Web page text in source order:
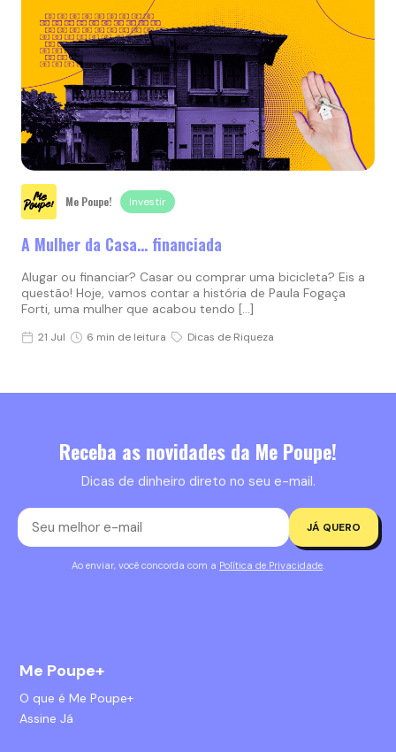
Me Poupe! Investir
A Mulher da Casa… financiada
Alugar ou financiar? Casar ou comprar uma bicicleta? Eis a
questão! Hoje, vamos contar a história de Paula Fogaça
Forti, uma mulher que acabou tendo […]
21 Jul 6 min de leitura Dicas de Riqueza
Receba as novidades da Me Poupe!
Dicas de dinheiro direto no seu e-mail.
JÁ QUERO
Ao enviar, você concorda com a Política de Privacidade.
Me Poupe+
O que é Me Poupe+
Assine Já